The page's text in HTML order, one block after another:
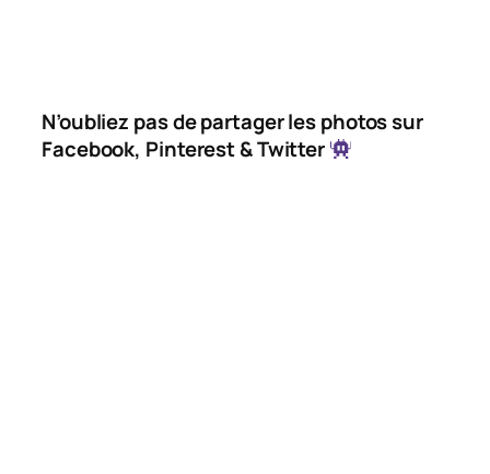
N’oubliez pas de partager les photos sur
Facebook, Pinterest & Twitter